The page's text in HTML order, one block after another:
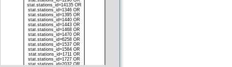
stat.stations_id=14135 OR
stat.stations_id=1346 OR
stat.stations_id=1395 OR
stat.stations_id=1440 OR
stat.stations_id=1443 OR
stat.stations_id=1468 OR
stat.stations_id=1470 OR
stat.stations_id=6258 OR
stat.stations_id=1537 OR
stat.stations_id=1584 OR
stat.stations_id=1711 OR
stat.stations_id=1727 OR
stat.stations_id=2032 OR